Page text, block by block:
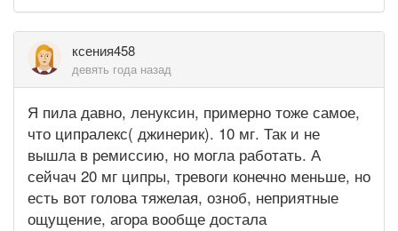
ксения458
девять года назад
Я пила давно, ленуксин, примерно тоже самое,
что ципралекс( джинерик). 10 мг. Так и не
вышла в ремиссию, но могла работать. А
сейчач 20 мг ципры, тревоги конечно меньше, но
есть вот голова тяжелая, озноб, неприятные
ощущение, агора вообще достала